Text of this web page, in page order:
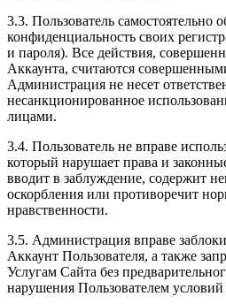
3.3. Пользователь самостоятельно
конфиденциальность своих
и пароля). Все действия,
Аккаунта, считаются
Администрация не несет
несанкционированное
лицами.
3.4. Пользователь не вправе
который нарушает права и
вводит в заблуждение, содержит
оскорбления или противоречит
нравственности.
3.5. Администрация вправе
Аккаунт Пользователя, а также
Услугам Сайта без
нарушения Пользователем